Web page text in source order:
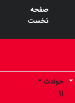
صفحه
نخست
حوادث
۱۱